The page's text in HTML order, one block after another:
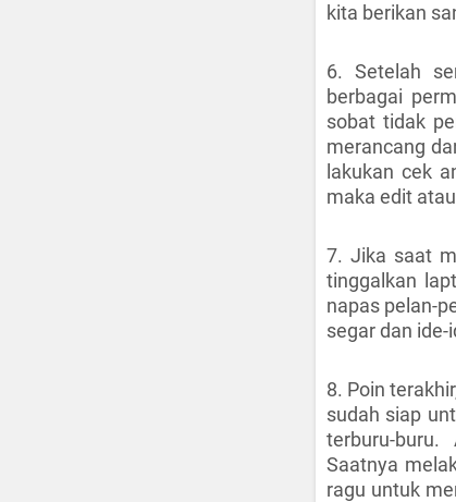
kita berikan
6. Setelah
berbagai
sobat tidak
merancang
lakukan cek
maka edit
7. Jika saat
tinggalkan
napas pelan-
segar dan
8. Poin
sudah siap
terburu-
Saatnya
ragu untuk